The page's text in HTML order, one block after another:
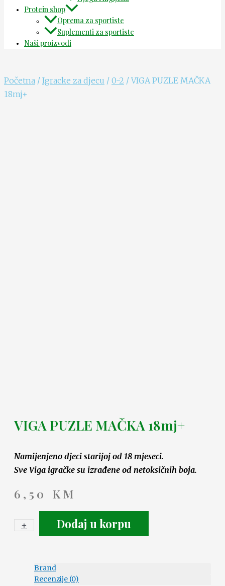
Protein shop
Oprema za sportiste
Suplementi za sportiste
Naši proizvodi
Početna / Igracke za djecu / 0-2 / VIGA PUZLE MAČKA
18mj+
VIGA PUZLE MAČKA 18mj+
Namijenjeno djeci starijoj od 18 mjeseci.
Sve Viga igračke su izrađene od netoksičnih boja.
6,50 KM
-
+ Dodaj u korpu
Brand
Recenzije (0)